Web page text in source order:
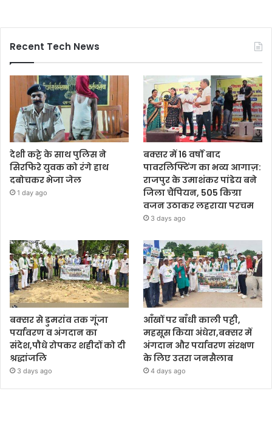
Recent Tech News
देशी कट्टे के साथ पुलिस ने
सिरफिरे युवक को रंगे हाथ
दबोचकर भेजा जेल
1 day ago
बक्सर में 16 वर्षों बाद
पावरलिफ्टिंग का भव्य आगाज़:
राजपुर के उमाशंकर पांडेय बने
जिला चैंपियन, 505 किग्रा
वजन उठाकर लहराया परचम
3 days ago
बक्सर से डुमरांव तक गूंजा
पर्यावरण व अंगदान का
संदेश,पौधे रोपकर शहीदों को दी
श्रद्धांजलि
3 days ago
आँखों पर बाँधी काली पट्टी,
महसूस किया अंधेरा,बक्सर में
अंगदान और पर्यावरण संरक्षण
के लिए उतरा जनसैलाब
4 days ago